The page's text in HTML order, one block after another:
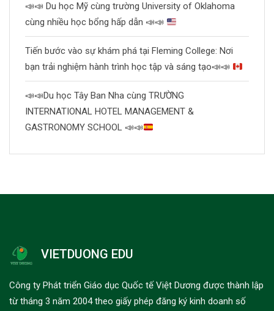
📣📣 Du học Mỹ cùng trường University of Oklahoma
cùng nhiều học bổng hấp dẫn 📣📣
Tiến bước vào sự khám phá tại Fleming College: Nơi
bạn trải nghiệm hành trình học tập và sáng tạo📣📣
📣📣Du học Tây Ban Nha cùng TRƯỜNG
INTERNATIONAL HOTEL MANAGEMENT &
GASTRONOMY SCHOOL 📣📣
VIETDUONG EDU
Công ty Phát triển Giáo dục Quốc tế Việt Dương được thành lập
từ tháng 3 năm 2004 theo giấy phép đăng ký kinh doanh số